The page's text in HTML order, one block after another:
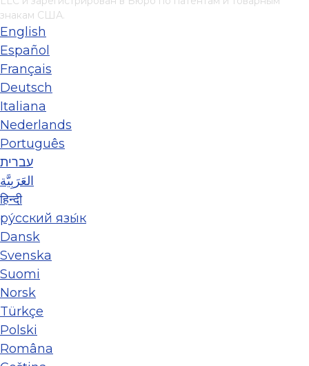
знакам США.
English
Español
Français
Deutsch
Italiana
Nederlands
Português
עברית
العَرَبِيَّة
हिन्दी
ру́сский язы́к
Dansk
Svenska
Suomi
Norsk
Türkçe
Polski
Româna